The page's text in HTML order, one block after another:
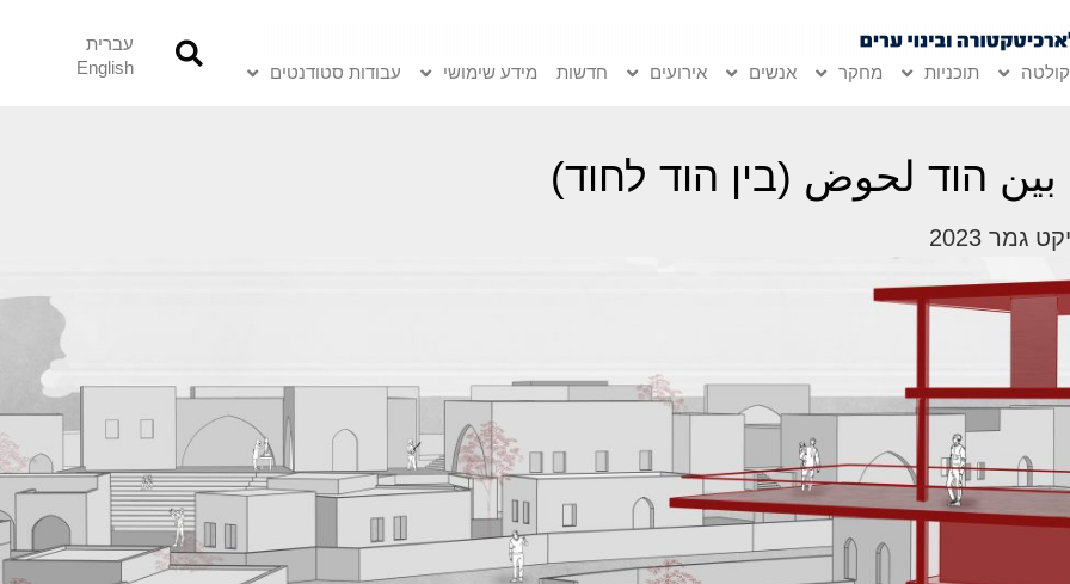
תוכניות מחקר אנשים אירועים חדשות מידע שימושי עבודות סטודנטים
עברית
English
بين הוד لحوض (בין הוד לחוד)
גמר 2023